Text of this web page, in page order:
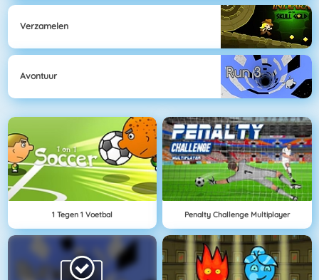
Verzamelen
Avontuur
1 Tegen 1 Voetbal Penalty Challenge Multiplayer